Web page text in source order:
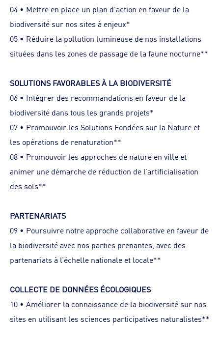
04 • Mettre en place un plan d’action en faveur de la
biodiversité sur nos sites à enjeux*
05 • Réduire la pollution lumineuse de nos installations
situées dans les zones de passage de la faune nocturne**
SOLUTIONS FAVORABLES À LA BIODIVERSITÉ
06 • Intégrer des recommandations en faveur de la
biodiversité dans tous les grands projets*
07 • Promouvoir les Solutions Fondées sur la Nature et
les opérations de renaturation**
08 • Promouvoir les approches de nature en ville et
animer une démarche de réduction de l’artificialisation
des sols**
PARTENARIATS
09 • Poursuivre notre approche collaborative en faveur de
la biodiversité avec nos parties prenantes, avec des
partenariats à l’échelle nationale et locale**
COLLECTE DE DONNÉES ÉCOLOGIQUES
10 • Améliorer la connaissance de la biodiversité sur nos
sites en utilisant les sciences participatives naturalistes**